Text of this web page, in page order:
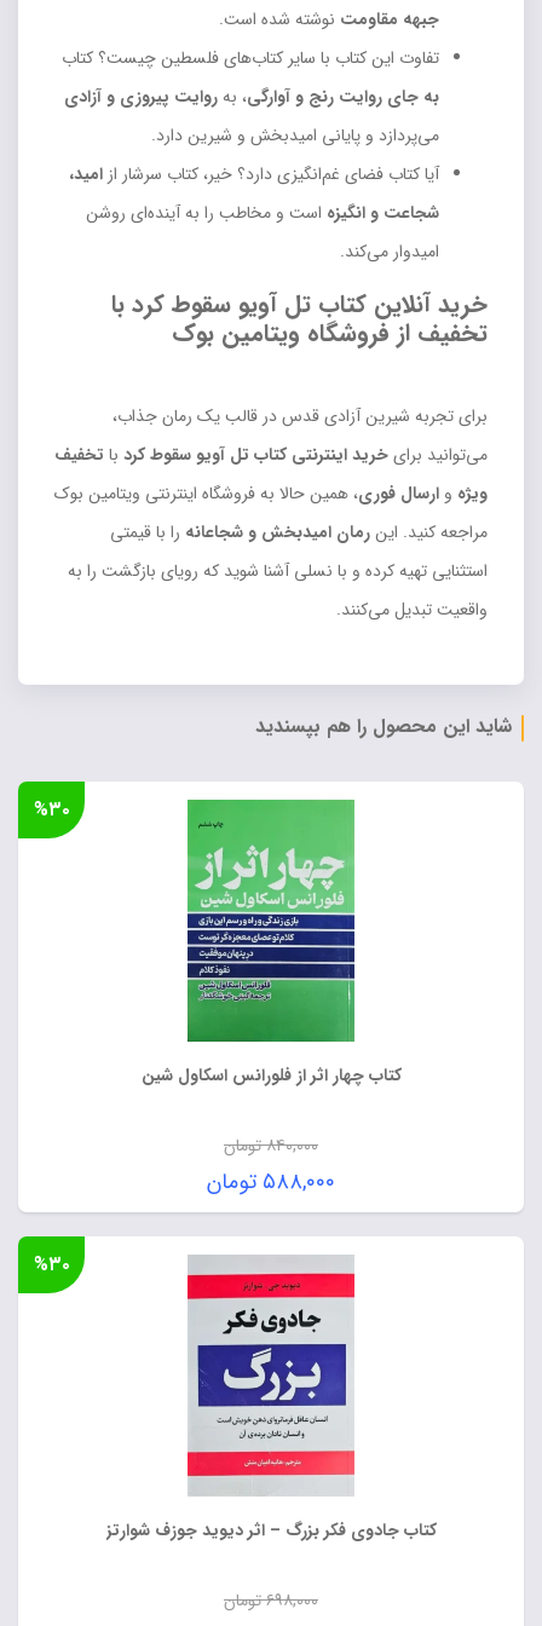
جبهه مقاومت نوشته شده است.
تفاوت این کتاب با سایر کتاب‌های فلسطین چیست؟ کتاب
به جای روایت رنج و آوارگی، بهروایت پیروزی و آزادی
می‌پردازد و پایانی امیدبخش و شیرین دارد.
آیا کتاب فضای غم‌انگیزی دارد؟ خیر، کتاب سرشار از امید،
شجاعت و انگیزه است و مخاطب را به آینده‌ای روشن
امیدوار می‌کند.
خرید آنلاین کتاب تل آویو سقوط کرد با
تخفیف از فروشگاه ویتامین بوک
برای تجربه شیرین آزادی قدس در قالب یک رمان جذاب،
می‌توانید برایخرید اینترنتی کتاب تل آویو سقوط کرد با تخفیف
ویژه و ارسال فوری، همین حالا به فروشگاه اینترنتی ویتامین بوک
مراجعه کنید. اینرمان امیدبخش و شجاعانه را با قیمتی
استثنایی تهیه کرده و با نسلی آشنا شوید که رویای بازگشت را به
واقعیت تبدیل می‌کنند.
شاید این محصول را هم بپسندید
کتاب چهار اثر از فلورانس اسکاول شین
۸۴۰,۰۰۰تومان
قیمت
اصلی:
۸۴۰,۰۰۰ تومان
بود.
۵۸۸,۰۰۰ تومان
قیمت
فعلی:
۵۸۸,۰۰۰ تومان.
%۳۰
کتاب جادوی فکر بزرگ – اثر دیوید جوزف شوارتز
۶۹۸,۰۰۰تومان
%۳۰